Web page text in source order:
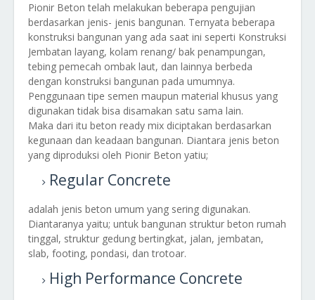
Pionir Beton telah melakukan beberapa pengujian
berdasarkan jenis- jenis bangunan. Ternyata beberapa
konstruksi bangunan yang ada saat ini seperti Konstruksi
Jembatan layang, kolam renang/ bak penampungan,
tebing pemecah ombak laut, dan lainnya berbeda
dengan konstruksi bangunan pada umumnya.
Penggunaan tipe semen maupun material khusus yang
digunakan tidak bisa disamakan satu sama lain.
Maka dari itu beton ready mix diciptakan berdasarkan
kegunaan dan keadaan bangunan. Diantara jenis beton
yang diproduksi oleh Pionir Beton yatiu;
Regular Concrete
adalah jenis beton umum yang sering digunakan.
Diantaranya yaitu; untuk bangunan struktur beton rumah
tinggal, struktur gedung bertingkat, jalan, jembatan,
slab, footing, pondasi, dan trotoar.
High Performance Concrete